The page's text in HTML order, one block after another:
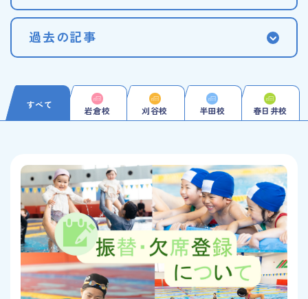
すべて 岩倉校 刈谷校 半田校 春日井校
過去の記事